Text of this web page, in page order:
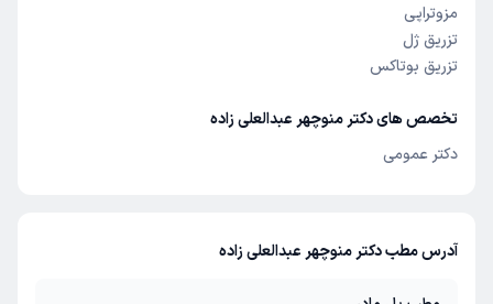
مزوتراپی
تزریق ژل
تزریق بوتاکس
تخصص های دکتر منوچهر عبدالعلی زاده
دکتر عمومی
آدرس مطب دکتر منوچهر عبدالعلی زاده